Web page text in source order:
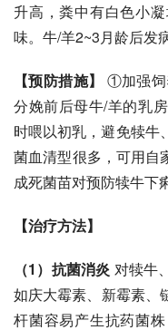
升高，粪中有白色小
味。牛/羊2~3月龄后发
【预防措施】
①加强饲
分娩前后母牛/羊的乳
时喂以初乳，避免犊
菌血清型很多，可用自
成死菌苗对预防犊牛下
【治疗方法】
（1）抗菌消炎 对犊牛
如庆大霉素、 新霉素、
杆菌容易产生抗药菌